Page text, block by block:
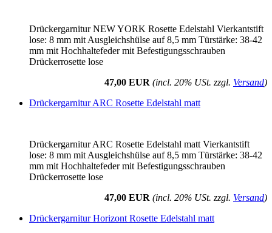
Drückergarnitur NEW YORK Rosette Edelstahl Vierkantstift
lose: 8 mm mit Ausgleichshülse auf 8,5 mm Türstärke: 38-42
mm mit Hochhaltefeder mit Befestigungsschrauben
Drückerrosette lose
47,00 EUR (incl. 20% USt. zzgl. Versand)
Drückergarnitur ARC Rosette Edelstahl matt
Drückergarnitur ARC Rosette Edelstahl matt Vierkantstift
lose: 8 mm mit Ausgleichshülse auf 8,5 mm Türstärke: 38-42
mm mit Hochhaltefeder mit Befestigungsschrauben
Drückerrosette lose
47,00 EUR (incl. 20% USt. zzgl. Versand)
Drückergarnitur Horizont Rosette Edelstahl matt